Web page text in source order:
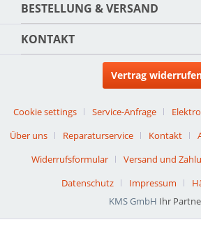
BESTELLUNG & VERSAND
KONTAKT
Vertrag
Cookie settings Service-Anfrage
Über uns
Reparaturservice Kontakt
Widerrufsformular
Versand und
Datenschutz
Impressum
KMS GmbH Ihr